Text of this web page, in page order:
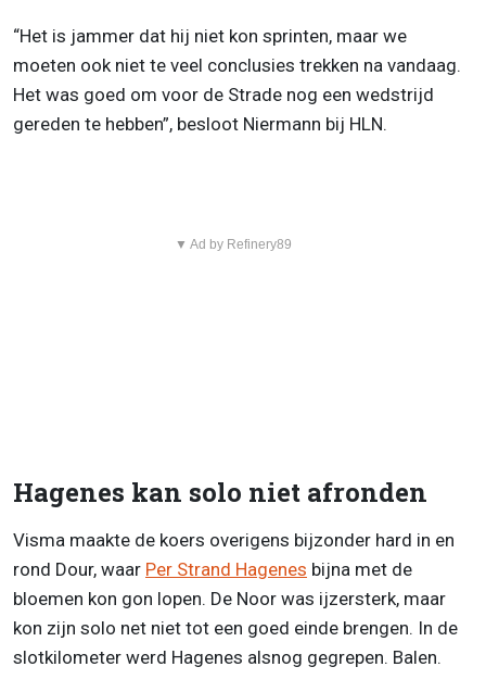
“Het is jammer dat hij niet kon sprinten, maar we
moeten ook niet te veel conclusies trekken na vandaag.
Het was goed om voor de Strade nog een wedstrijd
gereden te hebben”, besloot Niermann bij HLN.
▼ Ad by Refinery89
Hagenes kan solo niet afronden
Visma maakte de koers overigens bijzonder hard in en
rond Dour, waar Per Strand Hagenes bijna met de
bloemen kon gon lopen. De Noor was ijzersterk, maar
kon zijn solo net niet tot een goed einde brengen. In de
slotkilometer werd Hagenes alsnog gegrepen. Balen.